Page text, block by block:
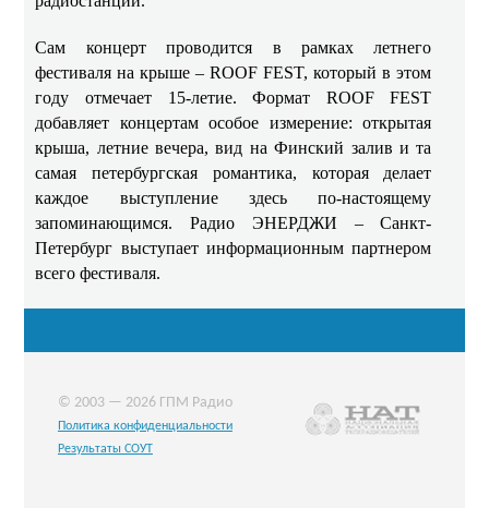
Сам концерт проводится в рамках летнего
фестиваля на крыше – ROOF FEST, который в этом
году отмечает 15-летие. Формат ROOF FEST
добавляет концертам особое измерение: открытая
крыша, летние вечера, вид на Финский залив и та
самая петербургская романтика, которая делает
каждое выступление здесь по-настоящему
запоминающимся. Радио ЭНЕРДЖИ – Санкт-
Петербург выступает информационным партнером
всего фестиваля.
© 2003 — 2026 ГПМ Радио
Политика конфиденциальности
Результаты СОУТ